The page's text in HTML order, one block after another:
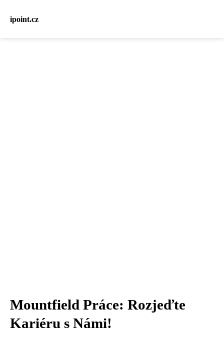
ipoint.cz
Mountfield Práce: Rozjeďte
Kariéru s Námi!